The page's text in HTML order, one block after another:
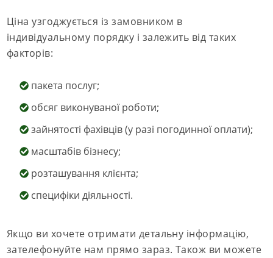
Ціна узгоджується із замовником в
індивідуальному порядку і залежить від таких
факторів:
пакета послуг;
обсяг виконуваної роботи;
зайнятості фахівців (у разі погодинної оплати);
масштабів бізнесу;
розташування клієнта;
специфіки діяльності.
Якщо ви хочете отримати детальну інформацію,
зателефонуйте нам прямо зараз. Також ви можете